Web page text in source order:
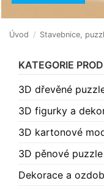
Úvod / Stavebnice,
KATEGORIE
3D dřevěné
3D figurky a
3D kartonové
3D pěnové
Dekorace a